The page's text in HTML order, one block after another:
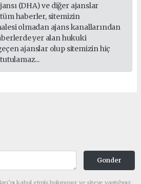
(DHA) ve diğer ajanslar
haberler, sitemizin
olmadan ajans kanallarından
yer alan hukuki
ajanslar olup sitemizin hiç
Gonder
kabul etmiş bulunuyor ve siteye yaptığınız